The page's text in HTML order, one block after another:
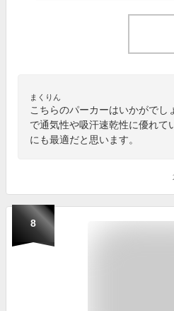
まくりん
こちらのパーカーはいかがでし
で通気性や吸汗速乾性に優れて
にも最適だと思います。
8